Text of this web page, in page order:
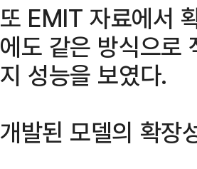
또 EMIT 자료에서
에도 같은 방식으로
지 성능을 보였다.
개발된 모델의 확장